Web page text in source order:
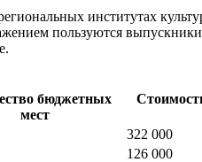
институтах
пользуются
бюджетных
мест
322 000
126 000